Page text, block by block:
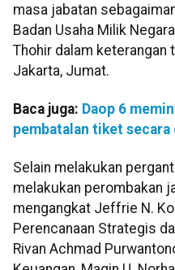
masa jabatan
Badan Usaha Milik
Thohir dalam keterangan
Jakarta, Jumat.
Baca juga: Daop 6
pembatalan tiket
Selain melakukan
melakukan perombakan
mengangkat Jeffrie N.
Perencanaan Strategis
Rivan Achmad